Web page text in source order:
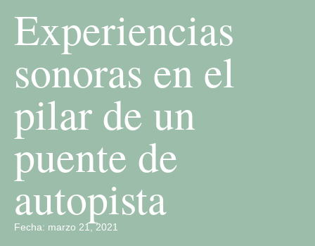
Experiencias
sonoras en el
pilar de un
puente de
autopista
Fecha: marzo 21, 2021